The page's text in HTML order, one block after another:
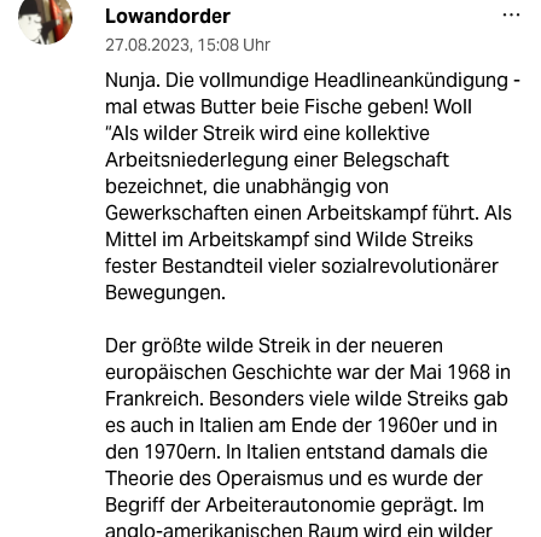
Lowandorder
27.08.2023, 15:08 Uhr
Nunja. Die vollmundige Headlineankündigung -
mal etwas Butter beie Fische geben! Woll
“Als wilder Streik wird eine kollektive
Arbeitsniederlegung einer Belegschaft
bezeichnet, die unabhängig von
Gewerkschaften einen Arbeitskampf führt. Als
Mittel im Arbeitskampf sind Wilde Streiks
fester Bestandteil vieler sozialrevolutionärer
Bewegungen.
Der größte wilde Streik in der neueren
europäischen Geschichte war der Mai 1968 in
Frankreich. Besonders viele wilde Streiks gab
es auch in Italien am Ende der 1960er und in
den 1970ern. In Italien entstand damals die
Theorie des Operaismus und es wurde der
Begriff der Arbeiterautonomie geprägt. Im
anglo-amerikanischen Raum wird ein wilder